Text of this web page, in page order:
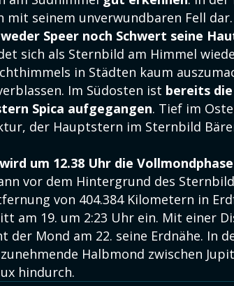
mit seinem unverwundbaren Fell
weder Speer noch Schwert seine
sich als Sternbild am Himmel
in Städten kaum
Im Südosten ist bereits
Spica aufgegangen. Tief im
der Hauptstern im Sternbild
wird um 12.38 Uhr die
vor dem Hintergrund des
von 404.384 Kilometern in
am 19. um 2:23 Uhr ein. Mit einer
der Mond am 22. seine Erdnähe. In
Halbmond zwischen
hindurch.